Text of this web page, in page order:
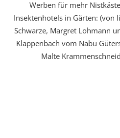
Werben für mehr
Insektenhotels in Gärten: (von
Schwarze, Margret Lohmann
Klappenbach vom Nabu
Malte